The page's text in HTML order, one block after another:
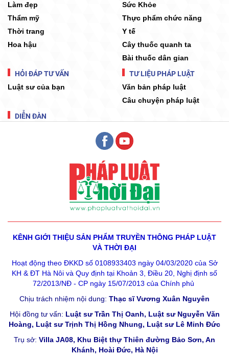
Làm đẹp
Thẩm mỹ
Thời trang
Hoa hậu
Sức Khỏe
Thực phẩm chức năng
Y tế
Cây thuốc quanh ta
Bài thuốc dân gian
HỎI ĐÁP TƯ VẤN
Luật sư của bạn
TƯ LIỆU PHÁP LUẬT
Văn bản pháp luật
Câu chuyện pháp luật
DIỄN ĐÀN
KÊNH GIỚI THIỆU SẢN PHẨM TRUYỀN THÔNG PHÁP LUẬT
VÀ THỜI ĐẠI
Hoạt động theo ĐKKD số 0108933403 ngày 04/03/2020 của Sở
KH & ĐT Hà Nôi và Quy định tại Khoản 3, Điều 20, Nghị định số
72/2013/NĐ - CP ngày 15/07/2013 của Chính phủ
Chịu trách nhiệm nội dung: Thạc sĩ Vương Xuân Nguyên
Hội đồng tư vấn: Luật sư Trần Thị Oanh, Luật sư Nguyễn Văn
Hoàng, Luật sư Trịnh Thị Hồng Nhung, Luật sư Lê Minh Đức
Trụ sở: Villa JA08, Khu Biệt thự Thiên đường Bảo Sơn, An
Khánh, Hoài Đức, Hà Nội